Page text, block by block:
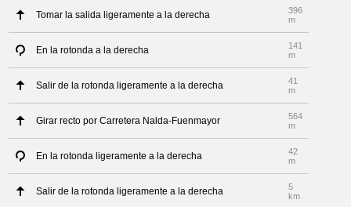
Tomar la salida ligeramente a la derecha
396
m
En la rotonda a la derecha
141
m
Salir de la rotonda ligeramente a la derecha
41
m
Girar recto por Carretera Nalda-Fuenmayor
564
m
En la rotonda ligeramente a la derecha
42
m
Salir de la rotonda ligeramente a la derecha
5
km